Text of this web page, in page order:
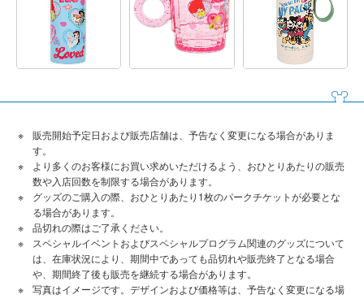
販売開始予定日および販売店舗は、予告なく変更になる場合がありま
す。
より多くのお客様にお買い求めいただけるよう、おひとりあたりの販売
数や入店回数を制限する場合があります。
グッズのご購入の際、おひとりあたり1枚のパークチケットが必要とな
る場合があります。
品切れの際はご了承ください。
スペシャルイベントおよびスペシャルプログラム関連のグッズについて
は、在庫状況により、期間中であっても品切れや販売終了となる場合
や、期間終了後も販売を継続する場合があります。
写真はイメージです。デザインおよび価格等は、予告なく変更になる場